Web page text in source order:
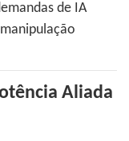
de IA
Aliada